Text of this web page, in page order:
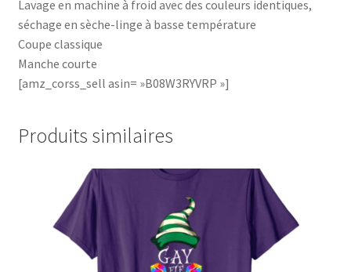
Lavage en machine à froid avec des couleurs identiques,
séchage en sèche-linge à basse température
Coupe classique
Manche courte
[amz_corss_sell asin= »B08W3RYVRP »]
Produits similaires